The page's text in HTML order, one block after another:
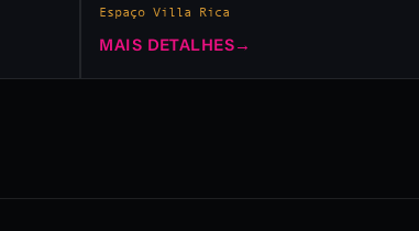
Espaço Villa Rica
MAIS DETALHES →